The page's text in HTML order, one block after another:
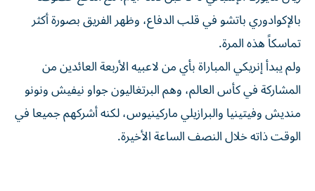
بالإكوادوري باتشو في قلب الدفاع، وظهر الفريق بصورة أكثر
تماسكاً هذه المرة.
ولم يبدأ إنريكي المباراة بأي من لاعبيه الأربعة العائدين من
المشاركة في كأس العالم، وهم البرتغاليون جواو نيفيش ونونو
منديش وفيتينيا والبرازيلي ماركينيوس، لكنه أشركهم جميعا في
الوقت ذاته خلال النصف الساعة الأخيرة.